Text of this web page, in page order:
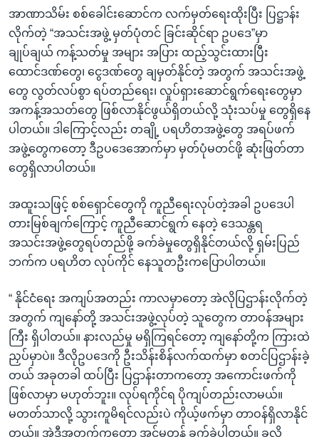
အာဏာသိမ်း စစ်ခေါင်းဆောင်က လက်မှတ်ရေးထိုးပြီး ပြဋ္ဌာန်း
လိုက်တဲ့ “အသင်းအဖွဲ့ မှတ်ပုံတင် ခြင်းဆိုင်ရာ ဥပဒေ”မှာ
ချုပ်ချယ် ကန့်သတ်မှု အများ အပြား ထည့်သွင်းထားပြီး
ထောင်ဒဏ်‌တွေ၊ ငွေဒဏ်တွေ ချမှတ်နိုင်တဲ့ အတွက် အသင်းအဖွဲ့
တွေ လွတ်လပ်စွာ ရပ်တည်ရေး၊ လှုပ်ရှားဆောင်ရွက်ရေးတွေမှာ
အကန့်အသတ်တွေ ဖြစ်လာနိုင်ဖွယ်ရှိတယ်လို့ သုံးသပ်မှု တွေရှိနေ
ပါတယ်။ ဒါကြောင့်လည်း တချို့ ပရဟိတအဖွဲ့တွေ အရပ်ဖက်
အဖွဲ့တွေကတော့ ဒီဥပဒေအောက်မှာ မှတ်ပုံမတင်ဖို့ ဆုံးဖြတ်တာ
တွေရှိလာပါတယ်။
အထူးသဖြင့် စစ်ရှောင်တွေကို ကူညီရေးလုပ်တဲ့အခါ ဥပဒေပါ
တားမြစ်ချက်ကြောင့် ကူညီဆောင်ရွက် နေတဲ့ ဒေသန္တရ
အသင်းအဖွဲ့တွေရပ်တည်ဖို့ ခက်ခဲမှုတွေရှိနိုင်တယ်လို့ ရှမ်းပြည်
ဘက်က ပရဟိတ လုပ်ကိုင် နေသူတဦးကပြောပါတယ်။
“ နိုင်ငံရေး အကျပ်အတည်း ကာလမှာတော့ အဲလိုပြဌာန်းလိုက်တဲ့
အတွက် ကျနော်တို့ အသင်းအဖွဲ့လုပ်တဲ့ သူတွေက တာဝန်အများ
ကြီး ရှိပါတယ်။ နားလည်မှု မရှိကြရင်တော့ ကျနော်တို့က ကြားထဲ
ညှပ်မှာပဲ။ ဒီလိုဥပဒေကို ဦးသိန်းစိန်လက်ထက်မှာ စတင်ပြဌာန်းခဲ့
တယ် အခုတခါ ထပ်ပြီး ပြဌာန်းတာကတော့ အကောင်းဖက်ကို
ဖြစ်လာမှာ မဟုတ်ဘူး။ လုပ်ရကိုင်ရ ပိုကျပ်တည်းလာမယ်။
မတတ်သာလို့ သွားကူမိရင်လည်းပဲ ကိုယ့်ဖက်မှာ တာဝန်ရှိလာနိုင်
တယ်။ အဲဒီအတွက်ကတော့ အင်မတန် ခက်ခဲပါတယ်။ ခုလို